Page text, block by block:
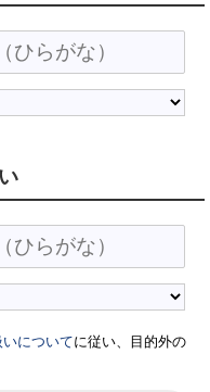
についてに従い、目的外の